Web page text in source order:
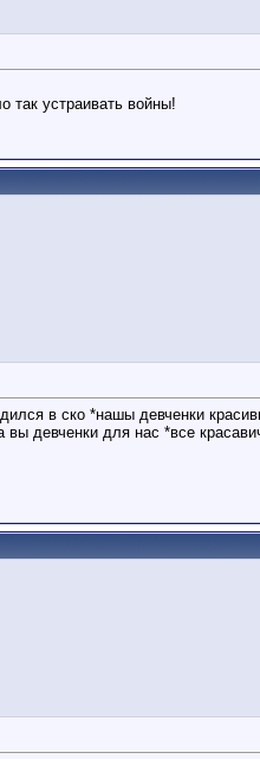
так устраивать войны!
в ско *нашы девченки
девченки для нас *все